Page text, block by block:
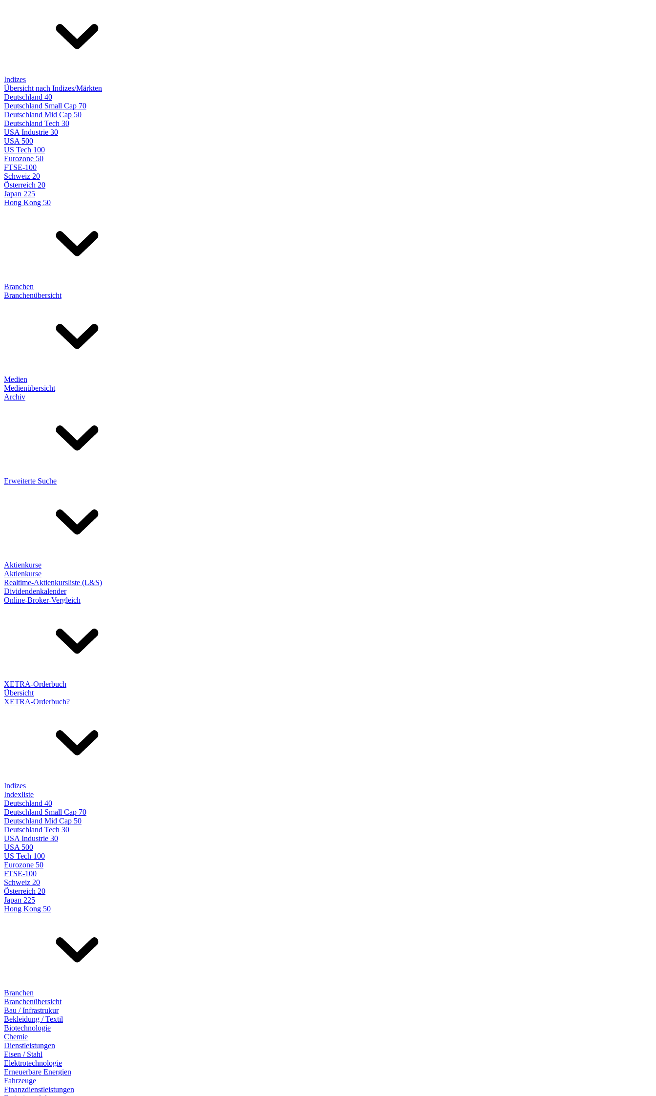
Indizes
Übersicht nach Indizes/Märkten
Deutschland 40
Deutschland Small Cap 70
Deutschland Mid Cap 50
Deutschland Tech 30
USA Industrie 30
USA 500
US Tech 100
Eurozone 50
FTSE-100
Schweiz 20
Österreich 20
Japan 225
Hong Kong 50
Branchen
Branchenübersicht
Medien
Medienübersicht
Archiv
Erweiterte Suche
Aktienkurse
Aktienkurse
Realtime-Aktienkursliste (L&S)
Dividendenkalender
Online-Broker-Vergleich
XETRA-Orderbuch
Übersicht
XETRA-Orderbuch?
Indizes
Indexliste
Deutschland 40
Deutschland Small Cap 70
Deutschland Mid Cap 50
Deutschland Tech 30
USA Industrie 30
USA 500
US Tech 100
Eurozone 50
FTSE-100
Schweiz 20
Österreich 20
Japan 225
Hong Kong 50
Branchen
Branchenübersicht
Bau / Infrastrukur
Bekleidung / Textil
Biotechnologie
Chemie
Dienstleistungen
Eisen / Stahl
Elektrotechnologie
Erneuerbare Energien
Fahrzeuge
Finanzdienstleistungen